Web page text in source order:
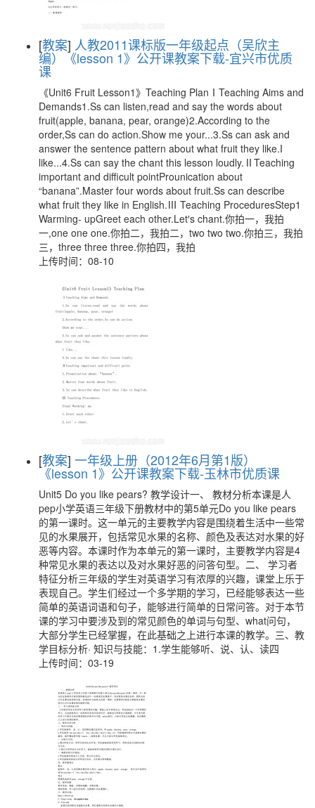
[教案] 人教2011课标版一年级起点（吴欣主
编）《lesson 1》公开课教案下载-宜兴市优质
课
《Unit6 Fruit Lesson1》Teaching PlanⅠTeaching Aims and
Demands1.Ss can listen,read and say the words about
fruit(apple, banana, pear, orange)2.According to the
order,Ss can do action.Show me your...3.Ss can ask and
answer the sentence pattern about what fruit they like.I
like...4.Ss can say the chant this lesson loudly.ⅡTeaching
important and difficult pointProunication about
“banana”.Master four words about fruit.Ss can describe
what fruit they like in English.Ⅲ Teaching ProceduresStep1
Warming- upGreet each other.Let′s chant.你拍一，我拍
一,one one one.你拍二，我拍二，two two two.你拍三，我拍
三，three three three.你拍四，我拍
上传时间：08-10
[教案] 一年级上册（2012年6月第1版）
《lesson 1》公开课教案下载-玉林市优质课
Unit5 Do you like pears? 教学设计一、 教材分析本课是人
pep小学英语三年级下册教材中的第5单元Do you like pears
的第一课时。这一单元的主要教学内容是围绕着生活中一些常
见的水果展开，包括常见水果的名称、颜色及表达对水果的好
恶等内容。本课时作为本单元的第一课时，主要教学内容是4
种常见水果的表达以及对水果好恶的问答句型。二、 学习者
特征分析三年级的学生对英语学习有浓厚的兴趣，课堂上乐于
表现自己。学生们经过一个多学期的学习，已经能够表达一些
简单的英语词语和句子，能够进行简单的日常问答。对于本节
课的学习中要涉及到的常见颜色的单词与句型、what问句，
大部分学生已经掌握，在此基础之上进行本课的教学。三、教
学目标分析· 知识与技能：1.学生能够听、说、认、读四
上传时间：03-19